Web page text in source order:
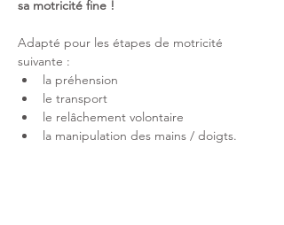
sa motricité fine !
Adapté pour les étapes de motricité
suivante :
la préhension
le transport
le relâchement volontaire
la manipulation des mains / doigts.